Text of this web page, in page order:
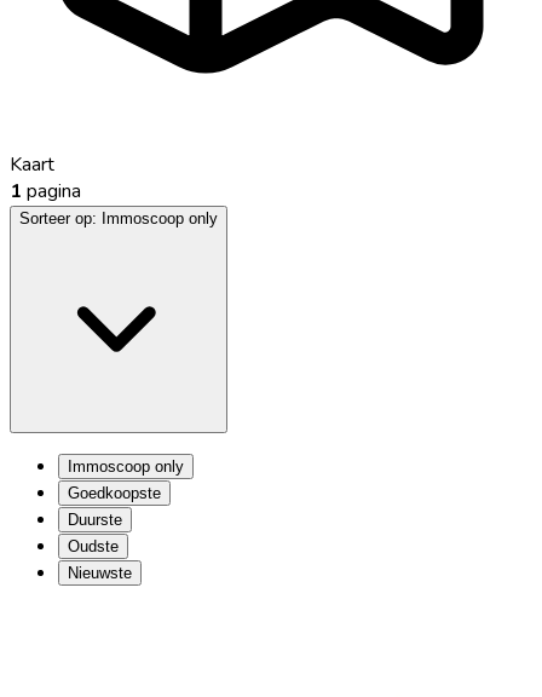
Kaart
1 pagina
Sorteer op: Immoscoop only
Immoscoop only
Goedkoopste
Duurste
Oudste
Nieuwste